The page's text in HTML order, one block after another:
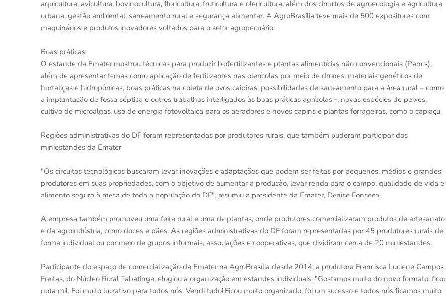
aquicultura, avicultura, bovinocultura, floricultura, fruticultura e olericultura, além dos circuitos de agroecologia e agricultura
urbana, gestão ambiental, saneamento rural e segurança alimentar. A AgroBrasília teve mais de 500 expositores com
maquinários e produtos inovadores voltados para o setor agropecuário.
Boas práticas
O estande da Emater mostrou técnicas para produzir biofertilizantes e plantas alimentícias não convencionais (Pancs),
além de apresentar temas como aplicação de fertilizantes nas olerícolas por meio de drones, materiais genéticos de
hortaliças e hidropônicas, boas práticas na coleta de ovos caipiras, possibilidades de saneamento para a área rural – como
a implantação de fossa séptica e outros trabalhos interligados às boas práticas agrícolas –, novas espécies de peixes,
cultivo de microalgas, uso de energia fotovoltaica para os aeradores e novos capins e plantas forrageiras, como o capiaçu.
Regiões administrativas do DF foram representadas por produtores rurais, que também puderam participar dos
miniestandes da Emater
"Os circuitos tecnológicos buscaram levar inovações e adaptações que podem ser feitas por pequenos, médios e grandes
produtores em suas propriedades, com o objetivo de aumentar a produção, levar renda para o campo, qualidade de vida e
alimento seguro à mesa de toda a população do DF", resumiu a presidente da Emater, Denise Fonseca.
A empresa também promoveu uma feira rural e uma de plantas, onde produtores comercializaram produtos de artesanato
e da agroindústria, como doces e pães. As regiões administrativas do DF foram representadas por 45 produtores rurais de
forma individual ou por meio de grupos informais, associações e cooperativas, que dividiram cerca de 20 miniestandes.
Participante do espaço de comercialização da Emater na AgroBrasília desde 2014, a produtora Francisca Luciene Campos
Freitas, do Núcleo Rural Tabatinga, elogiou a organização em estandes individuais: "Gostamos muito do novo formato,
nota mil. Foi muito lucrativo para todos nós. Vendi tudo! Ficou muito organizado, foi um sucesso e todos nós ficamos muito